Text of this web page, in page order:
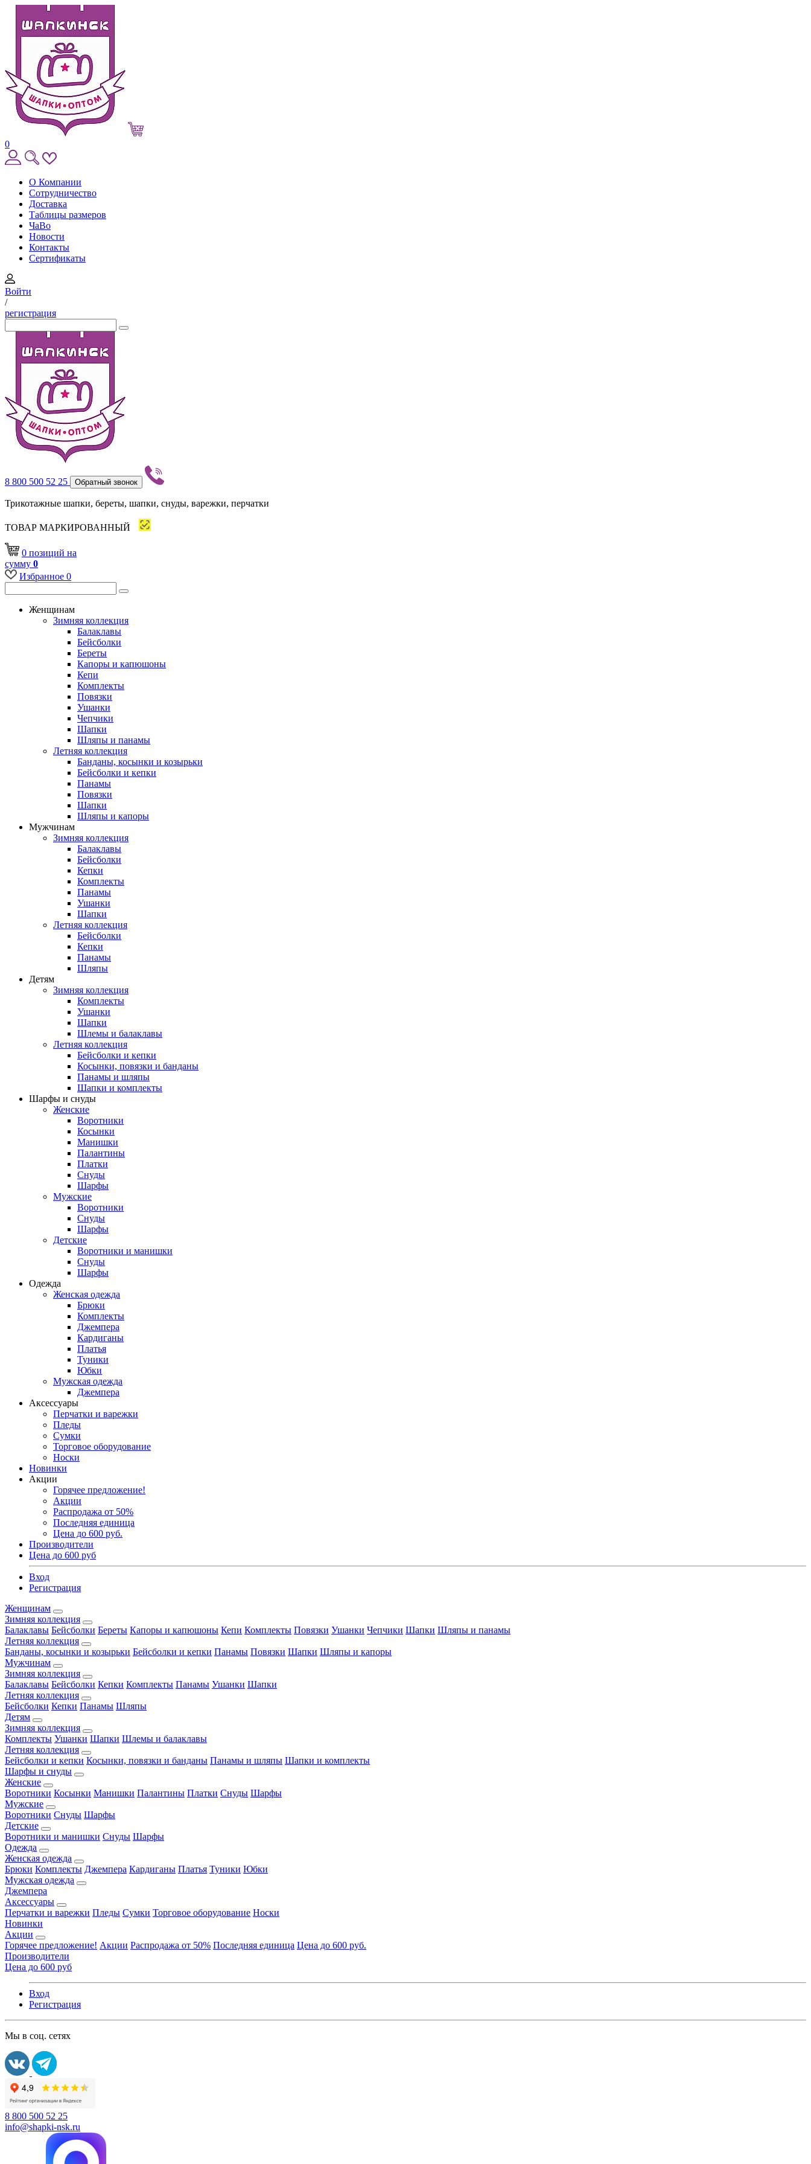
0
О Компании
Сотрудничество
Доставка
Таблицы размеров
ЧаВо
Новости
Контакты
Сертификаты
Войти
/
регистрация
8 800 500 52 25 Обратный звонок
Трикотажные шапки, береты, шапки, снуды, варежки, перчатки
ТОВАР МАРКИРОВАННЫЙ
0 позиций на
сумму 0
Избранное 0
Женщинам
Зимняя коллекция
Балаклавы
Бейсболки
Береты
Капоры и капюшоны
Кепи
Комплекты
Повязки
Ушанки
Чепчики
Шапки
Шляпы и панамы
Летняя коллекция
Банданы, косынки и козырьки
Бейсболки и кепки
Панамы
Повязки
Шапки
Шляпы и капоры
Мужчинам
Зимняя коллекция
Балаклавы
Бейсболки
Кепки
Комплекты
Панамы
Ушанки
Шапки
Летняя коллекция
Бейсболки
Кепки
Панамы
Шляпы
Детям
Зимняя коллекция
Комплекты
Ушанки
Шапки
Шлемы и балаклавы
Летняя коллекция
Бейсболки и кепки
Косынки, повязки и банданы
Панамы и шляпы
Шапки и комплекты
Шарфы и снуды
Женские
Воротники
Косынки
Манишки
Палантины
Платки
Снуды
Шарфы
Мужские
Воротники
Снуды
Шарфы
Детские
Воротники и манишки
Снуды
Шарфы
Одежда
Женская одежда
Брюки
Комплекты
Джемпера
Кардиганы
Платья
Туники
Юбки
Мужская одежда
Джемпера
Аксессуары
Перчатки и варежки
Пледы
Сумки
Торговое оборудование
Носки
Новинки
Акции
Горячее предложение!
Акции
Распродажа от 50%
Последняя единица
Цена до 600 руб.
Производители
Цена до 600 руб
Вход
Регистрация
Женщинам
Зимняя коллекция
Балаклавы Бейсболки Береты Капоры и капюшоны Кепи Комплекты Повязки Ушанки Чепчики Шапки Шляпы и панамы
Летняя коллекция
Банданы, косынки и козырьки Бейсболки и кепки Панамы Повязки Шапки Шляпы и капоры
Мужчинам
Зимняя коллекция
Балаклавы Бейсболки Кепки Комплекты Панамы Ушанки Шапки
Летняя коллекция
Бейсболки Кепки Панамы Шляпы
Детям
Зимняя коллекция
Комплекты Ушанки Шапки Шлемы и балаклавы
Летняя коллекция
Бейсболки и кепки Косынки, повязки и банданы Панамы и шляпы Шапки и комплекты
Шарфы и снуды
Женские
Воротники Косынки Манишки Палантины Платки Снуды Шарфы
Мужские
Воротники Снуды Шарфы
Детские
Воротники и манишки Снуды Шарфы
Одежда
Женская одежда
Брюки Комплекты Джемпера Кардиганы Платья Туники Юбки
Мужская одежда
Джемпера
Аксессуары
Перчатки и варежки Пледы Сумки Торговое оборудование Носки
Новинки
Акции
Горячее предложение! Акции Распродажа от 50% Последняя единица Цена до 600 руб.
Производители
Цена до 600 руб
Вход
Регистрация
Мы в соц. сетях
8 800 500 52 25
info@shapki-nsk.ru